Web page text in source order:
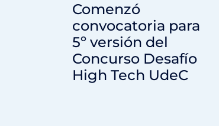
Comenzó
convocatoria para
5º versión del
Concurso Desafío
High Tech UdeC